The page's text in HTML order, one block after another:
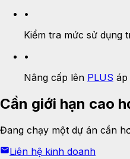
•
Kiểm tra mức sử dụng
•
Nâng cấp lên PLUS áp
Cần giới hạn cao
Đang chạy một dự án cần
Liên hệ kinh doanh